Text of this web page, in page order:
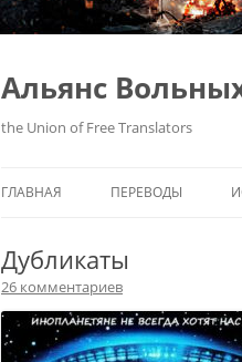
Альянс
the Union of Free Translators
ГЛАВНАЯ ПЕРЕВОДЫ
Дубликаты
26 комментариев